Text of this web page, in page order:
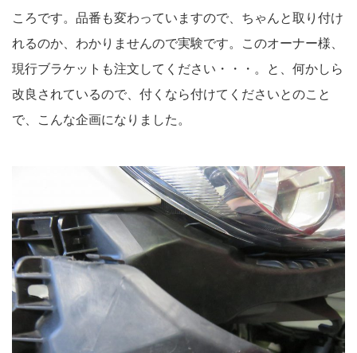
ころです。品番も変わっていますので、ちゃんと取り付け
れるのか、わかりませんので実験です。このオーナー様、
現行ブラケットも注文してください・・・。と、何かしら
改良されているので、付くなら付けてくださいとのこと
で、こんな企画になりました。